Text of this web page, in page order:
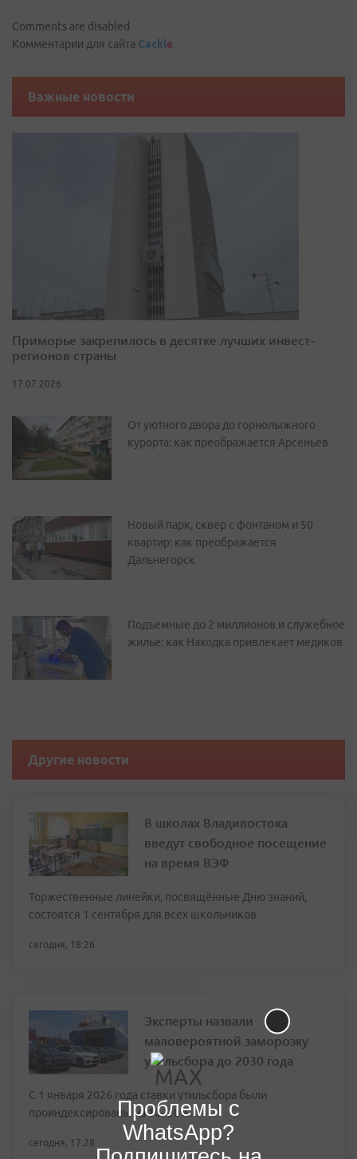
Comments are disabled
Комментарии для сайта Cackle
Важные новости
Приморье закрепилось в десятке лучших инвест-
регионов страны
17.07.2026
От уютного двора до горнолыжного
курорта: как преображается Арсеньев
Новый парк, сквер с фонтаном и 50
квартир: как преображается
Дальнегорск
Подъемные до 2 миллионов и служебное
жилье: как Находка привлекает медиков
Другие новости
В школах Владивостока
введут свободное посещение
на время ВЭФ
Торжественные линейки, посвящённые Дню знаний,
состоятся 1 сентября для всех школьников
сегодня, 18:26
Эксперты назвали
маловероятной заморозку
утильсбора до 2030 года
С 1 января 2026 года ставки утильсбора были
проиндексированы на 10–20%
сегодня, 17:28
Проблемы с
WhatsApp?